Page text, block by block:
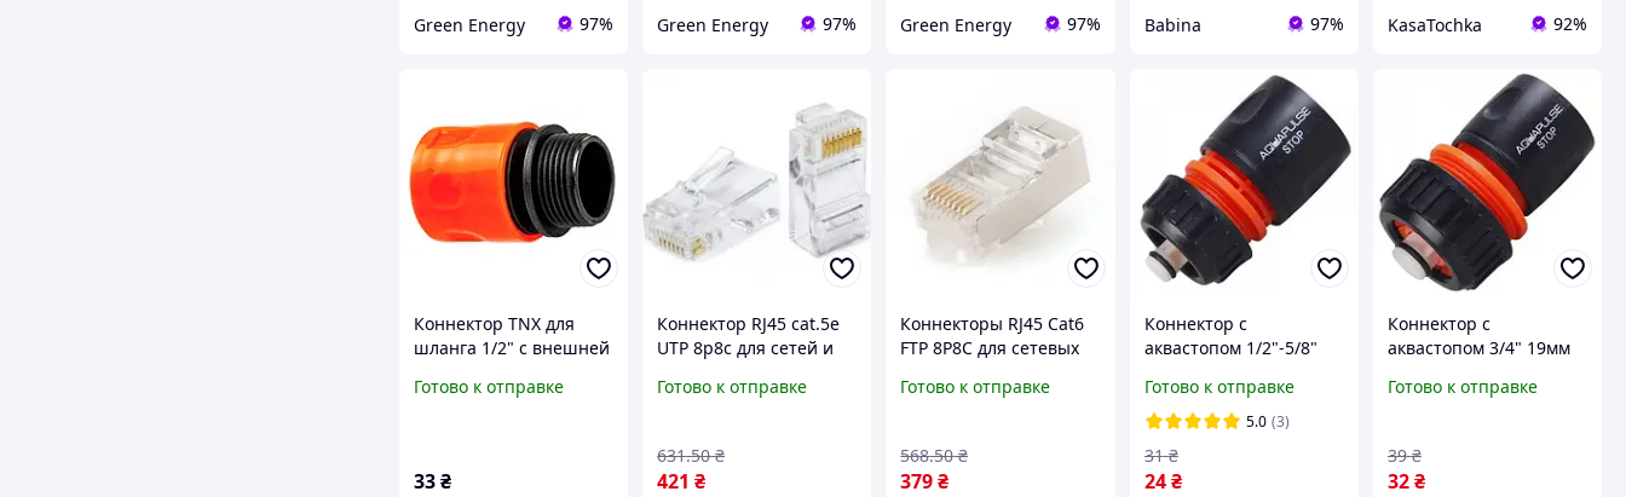
Green Energy 97% Green Energy 97% Green Energy 97% Babina 97% KasaTochka 92%
Коннектор TNX для
шланга 1/2" с внешней
АР-055)
Готово к отправке
33₴
Коннектор RJ45 cat.5e
UTP 8p8c для сетей и
высокая скорость
FLAME
Готово к отправке
421 ₴
631.50 ₴
Коннекторы RJ45 Cat6
FTP 8P8C для сетевых
высокая скорость
FLAME
Готово к отправке
379₴
568.50 ₴
Коннектор с
аквастопом 1/2"-5/8"
поливочного шланга
Aquapulse Standart
Готово к отправке
5.0 (3)
24 ₴
31 ₴
Коннектор с
аквастопом 3/4" 19мм
шланга Aquapulse
Готово к отправке
32₴
39 ₴